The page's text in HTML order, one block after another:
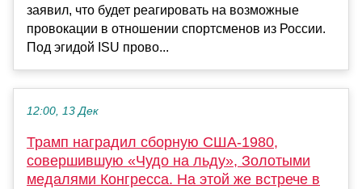
заявил, что будет реагировать на возможные
провокации в отношении спортсменов из России.
Под эгидой ISU прово...
12:00, 13 Дек
Трамп наградил сборную США-1980,
совершившую «Чудо на льду», Золотыми
медалями Конгресса. На этой же встрече в